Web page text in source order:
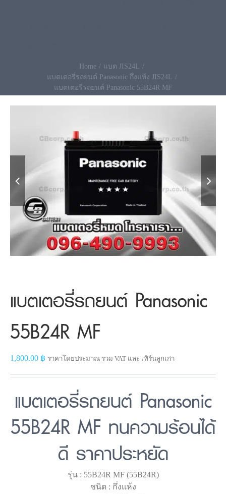
Home
แบต JIS24L
แบตเตอรี่รถยนต์ Panasonic กึ่งแห้ง JIS24L
แบตเตอรี่รถยนต์ Panasonic 55B24R MF
 
แบตเตอรี่รถยนต์ Panasonic
55B24R MF
1,800.00 ฿ ราคาโดยประมาณ รวม VAT และ เทิร์นลูกเก่า
แบตเตอรี่รถยนต์ Panasonic
55B24R MF ทนความร้อนได้
ดี ราคาประหยัด
รุ่น : 55B24R MF (55B24R)
ชนิด : กึ่งแห้ง